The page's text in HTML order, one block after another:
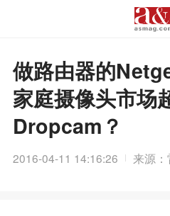
做路由器的
家庭摄像头市场
Dropcam？
2016-04-11 14:16:26 来源